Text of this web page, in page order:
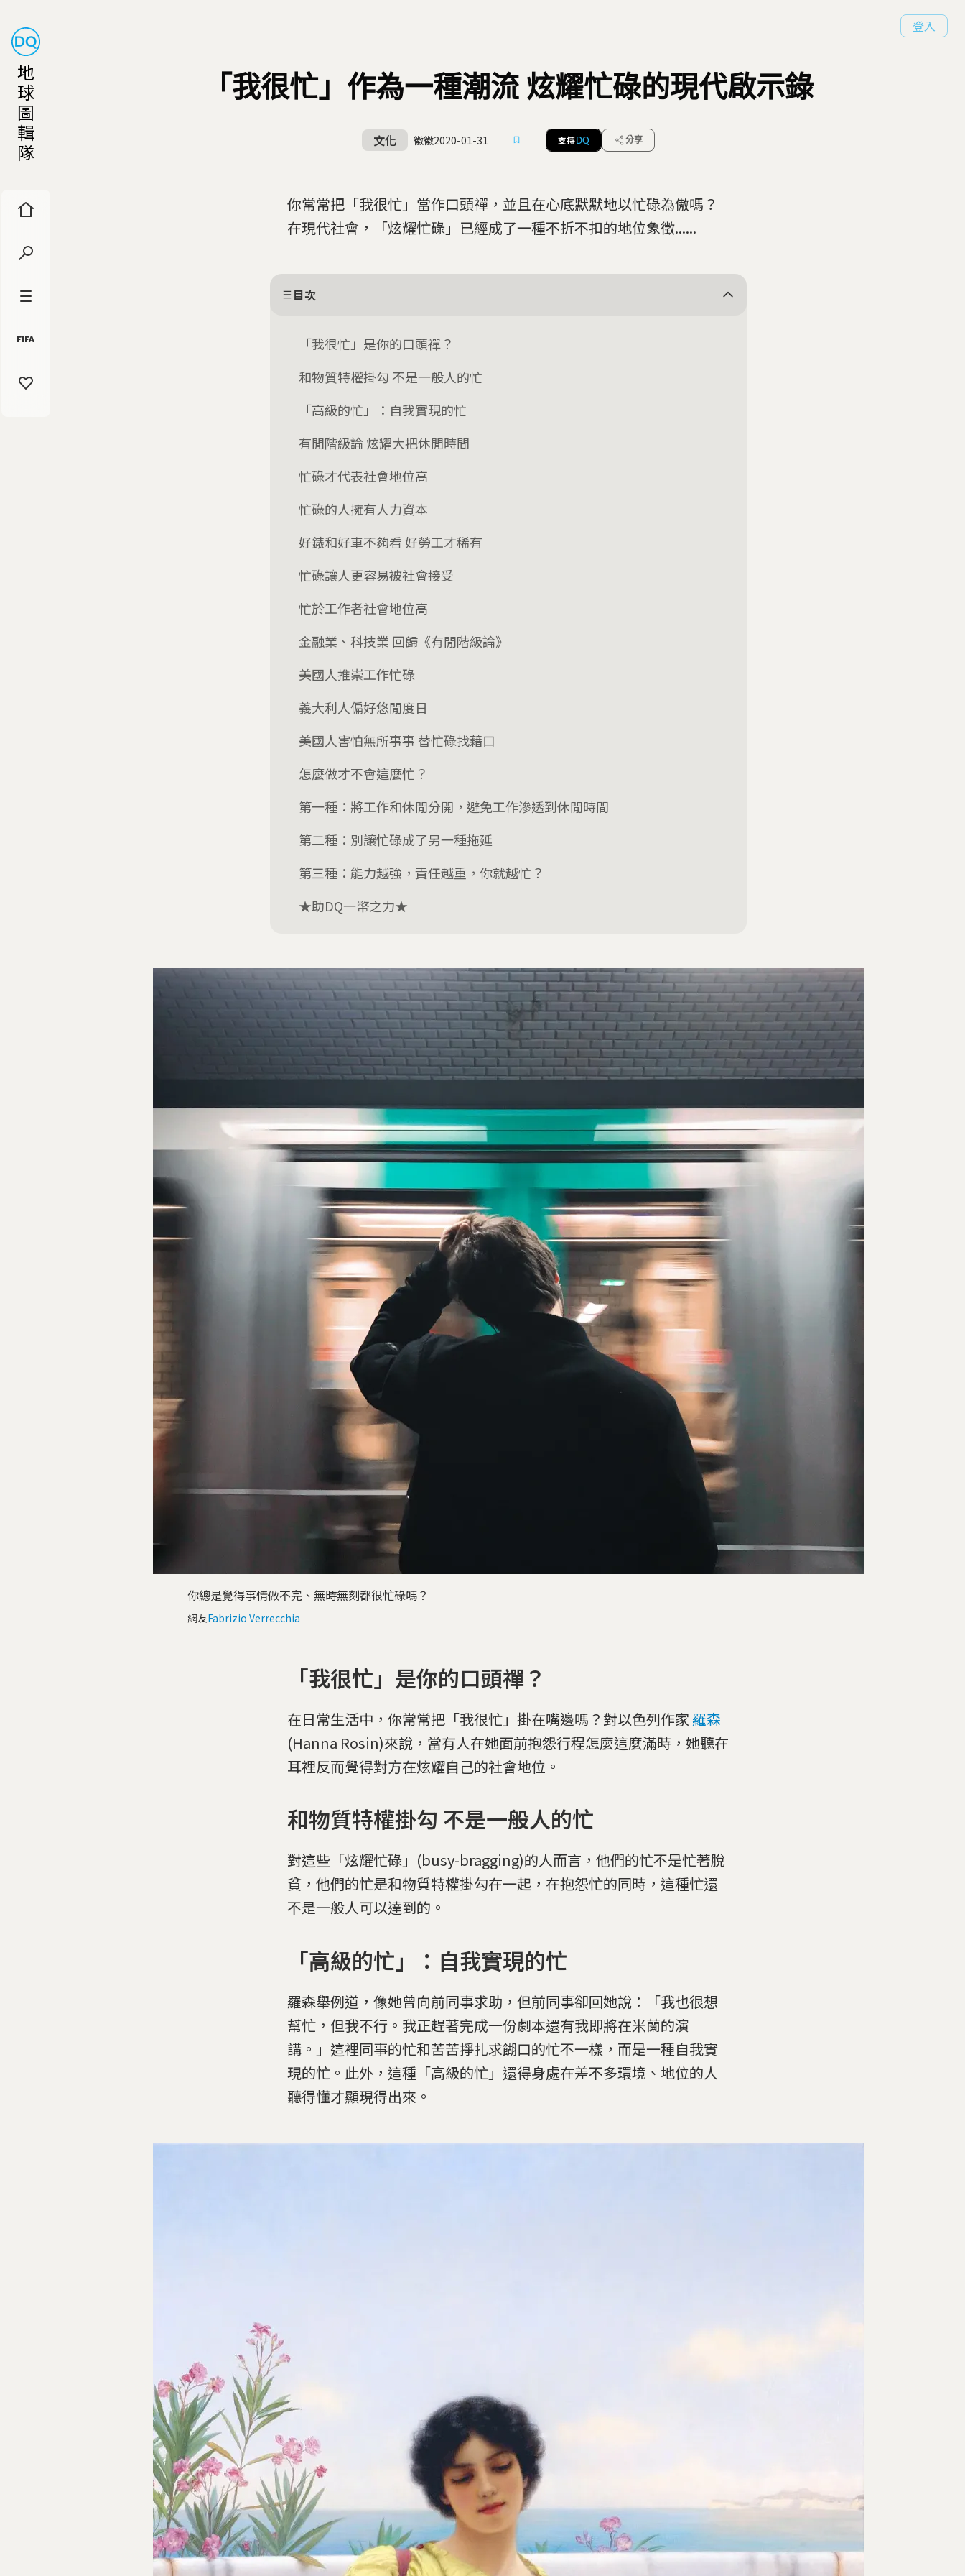
地
球
圖
輯
隊
登入
「我很忙」作為一種潮流 炫耀忙碌的現代啟示錄
文化 徽徽2020-01-31 支持 DQ 分享
你常常把「我很忙」當作口頭禪，並且在心底默默地以忙碌為傲嗎？
在現代社會，「炫耀忙碌」已經成了一種不折不扣的地位象徵......
目次
「我很忙」是你的口頭禪？
和物質特權掛勾 不是一般人的忙
「高級的忙」：自我實現的忙
有閒階級論 炫耀大把休閒時間
忙碌才代表社會地位高
忙碌的人擁有人力資本
好錶和好車不夠看 好勞工才稀有
忙碌讓人更容易被社會接受
忙於工作者社會地位高
金融業、科技業 回歸《有閒階級論》
美國人推崇工作忙碌
義大利人偏好悠閒度日
美國人害怕無所事事 替忙碌找藉口
怎麼做才不會這麼忙？
第一種：將工作和休閒分開，避免工作滲透到休閒時間
第二種：別讓忙碌成了另一種拖延
第三種：能力越強，責任越重，你就越忙？
★助DQ一幣之力★
你總是覺得事情做不完、無時無刻都很忙碌嗎？
網友Fabrizio Verrecchia
「我很忙」是你的口頭禪？
在日常生活中，你常常把「我很忙」掛在嘴邊嗎？對以色列作家 羅森
(Hanna Rosin)來說，當有人在她面前抱怨行程怎麼這麼滿時，她聽在
耳裡反而覺得對方在炫耀自己的社會地位。
和物質特權掛勾 不是一般人的忙
對這些「炫耀忙碌」(busy-bragging)的人而言，他們的忙不是忙著脫
貧，他們的忙是和物質特權掛勾在一起，在抱怨忙的同時，這種忙還
不是一般人可以達到的。
「高級的忙」：自我實現的忙
羅森舉例道，像她曾向前同事求助，但前同事卻回她說：「我也很想
幫忙，但我不行。我正趕著完成一份劇本還有我即將在米蘭的演
講。」這裡同事的忙和苦苦掙扎求餬口的忙不一樣，而是一種自我實
現的忙。此外，這種「高級的忙」還得身處在差不多環境、地位的人
聽得懂才顯現得出來。